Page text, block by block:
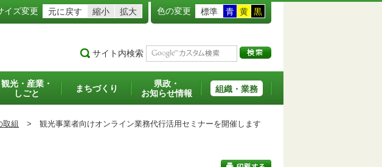
イズ変更 元に戻す 縮小 拡大 色の変更 標準 青 黄 黒
サイト内検索
観光・産業・
しごと
まちづくり
県政・
お知らせ情報
組織・業務
取組 > 観光事業者向けオンライン業務代行活用セミナーを開催します